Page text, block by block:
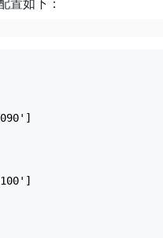
置如下：